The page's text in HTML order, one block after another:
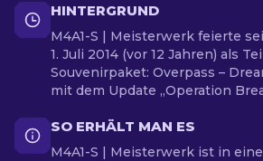
HINTERGRUND
M4A1-S | Meisterwerk feierte
1. Juli 2014 (vor 12 Jahren) als
Souvenirpaket: Overpass –
mit dem Update „Operation
SO ERHÄLT MAN ES
M4A1-S | Meisterwerk ist in